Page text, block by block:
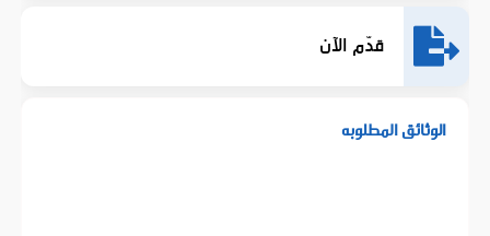
قدّم الآن
الوثائق المطلوبه